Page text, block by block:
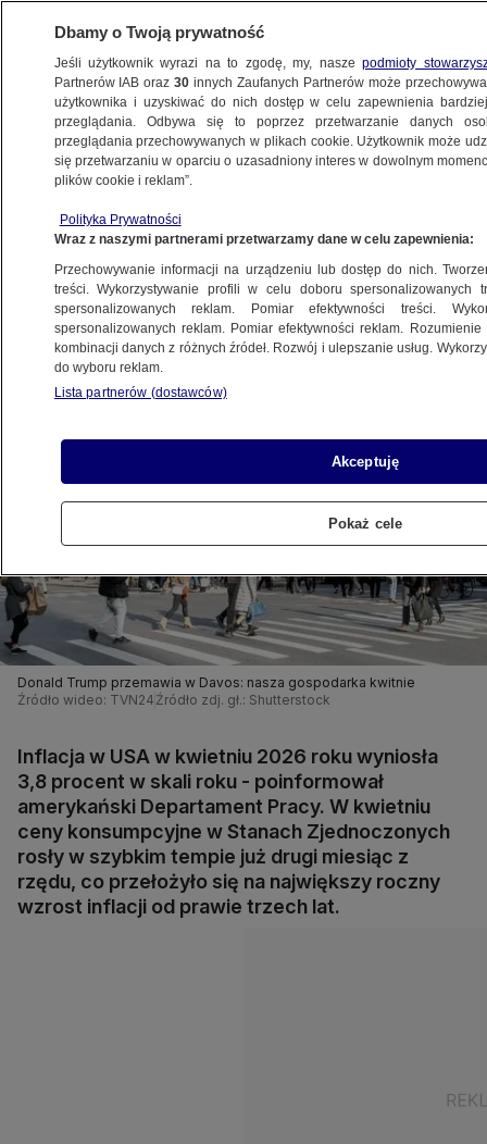
BIZNES
RYNKI
12.05.2026, 14:37
Posłuchaj artykułu
Czyta lektor AI
Donald Trump przemawia w Davos: nasza gospodarka kwitnie
Źródło wideo: TVN24 Źródło zdj. gł.: Shutterstock
Inflacja w USA w kwietniu 2026 roku wyniosła
3,8 procent w skali roku - poinformował
amerykański Departament Pracy. W kwietniu
ceny konsumpcyjne w Stanach Zjednoczonych
rosły w szybkim tempie już drugi miesiąc z
rzędu, co przełożyło się na największy roczny
wzrost inflacji od prawie trzech lat.
Dbamy o Twoją prywatność
Jeśli użytkownik wyrazi na to zgodę, my, naszepodmioty
Partnerów IAB oraz30 innych Zaufanych Partnerów może
użytkownika i uzyskiwać do nich dostęp w celu zapewnienia
przeglądania. Odbywa się to poprzez przetwarzanie danych
przeglądania przechowywanych w plikach cookie. Użytkownik może
się przetwarzaniu w oparciu o uzasadniony interes w dowolnym
plików cookie i reklam”.
Polityka Prywatności
Wraz z naszymi partnerami przetwarzamy dane w celu zapewnienia:
Przechowywanie informacji na urządzeniu lub dostęp do nich.
treści. Wykorzystywanie profili w celu doboru spersonalizowanych
spersonalizowanych reklam. Pomiar efektywności treści.
spersonalizowanych reklam. Pomiar efektywności reklam.
kombinacji danych z różnych źródeł. Rozwój i ulepszanie usług.
do wyboru reklam.
Lista partnerów (dostawców)
Akceptuję
Pokaż cele